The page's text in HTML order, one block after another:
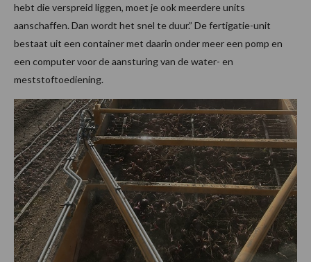
hebt die verspreid liggen, moet je ook meerdere units
aanschaffen. Dan wordt het snel te duur.” De fertigatie-unit
bestaat uit een container met daarin onder meer een pomp en
een computer voor de aansturing van de water- en
meststoftoediening.